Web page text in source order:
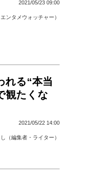
2021/05/23 09:00
ンタメウォッチャー）
れる“本当
観たくな
2021/05/22 14:00
（編集者・ライター）